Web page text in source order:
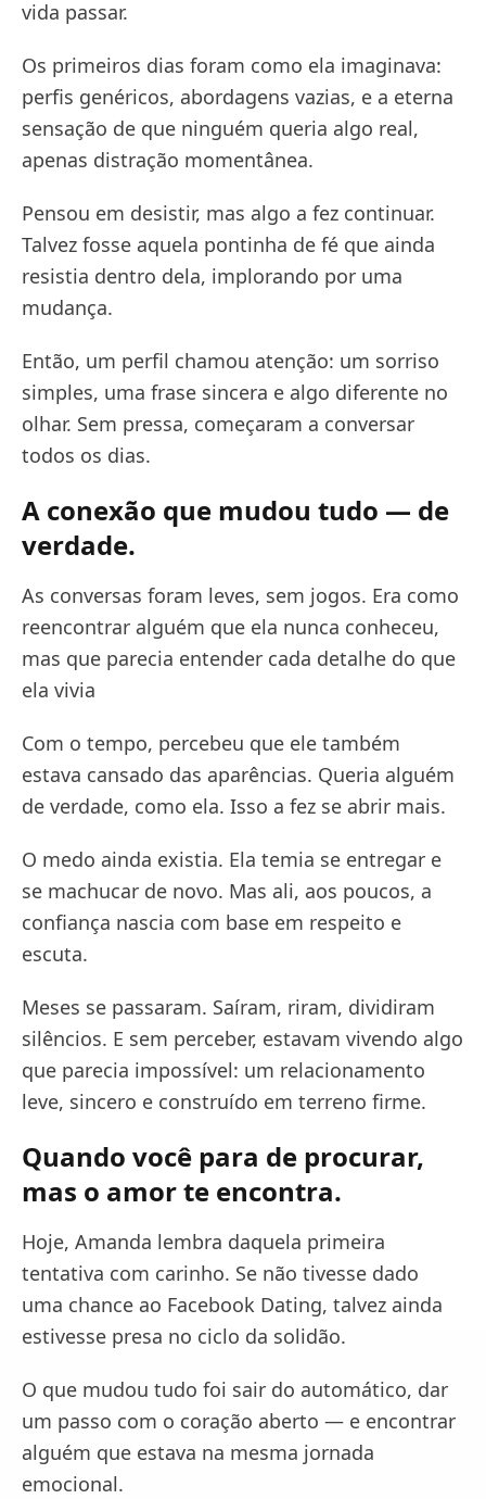
vida passar.
Os primeiros dias foram como ela imaginava:
perfis genéricos, abordagens vazias, e a eterna
sensação de que ninguém queria algo real,
apenas distração momentânea.
Pensou em desistir, mas algo a fez continuar.
Talvez fosse aquela pontinha de fé que ainda
resistia dentro dela, implorando por uma
mudança.
Então, um perfil chamou atenção: um sorriso
simples, uma frase sincera e algo diferente no
olhar. Sem pressa, começaram a conversar
todos os dias.
A conexão que mudou tudo — de
verdade.
As conversas foram leves, sem jogos. Era como
reencontrar alguém que ela nunca conheceu,
mas que parecia entender cada detalhe do que
ela vivia
Com o tempo, percebeu que ele também
estava cansado das aparências. Queria alguém
de verdade, como ela. Isso a fez se abrir mais.
O medo ainda existia. Ela temia se entregar e
se machucar de novo. Mas ali, aos poucos, a
confiança nascia com base em respeito e
escuta.
Meses se passaram. Saíram, riram, dividiram
silêncios. E sem perceber, estavam vivendo algo
que parecia impossível: um relacionamento
leve, sincero e construído em terreno firme.
Quando você para de procurar,
mas o amor te encontra.
Hoje, Amanda lembra daquela primeira
tentativa com carinho. Se não tivesse dado
uma chance ao Facebook Dating, talvez ainda
estivesse presa no ciclo da solidão.
O que mudou tudo foi sair do automático, dar
um passo com o coração aberto — e encontrar
alguém que estava na mesma jornada
emocional.